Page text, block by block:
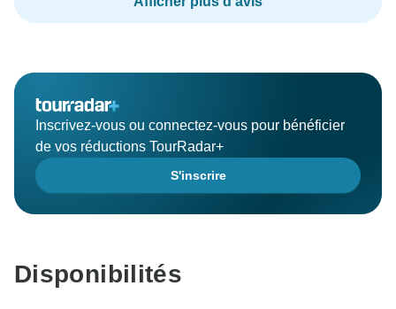
Inscrivez-vous ou connectez-vous pour bénéficier
de vos réductions TourRadar+
S'inscrire
Disponibilités